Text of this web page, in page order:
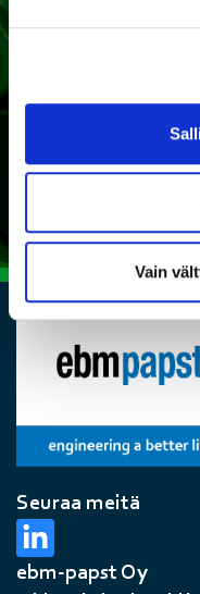
Vain
Seuraa meitä
ebm-papst Oy